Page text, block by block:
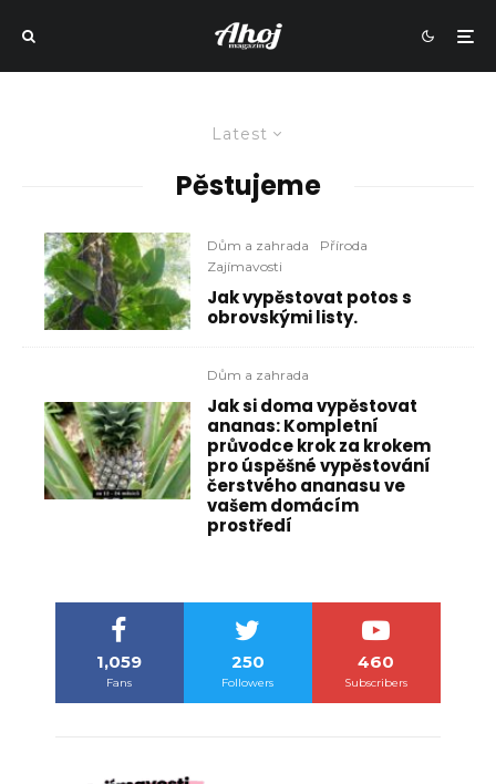
Latest
Pěstujeme
Dům a zahrada
Příroda
Zajímavosti
Jak vypěstovat potos s
obrovskými listy.
Dům a zahrada
Jak si doma vypěstovat
ananas: Kompletní
průvodce krok za krokem
pro úspěšné vypěstování
čerstvého ananasu ve
vašem domácím
prostředí
1,059
Fans
250
Followers
460
Subscribers